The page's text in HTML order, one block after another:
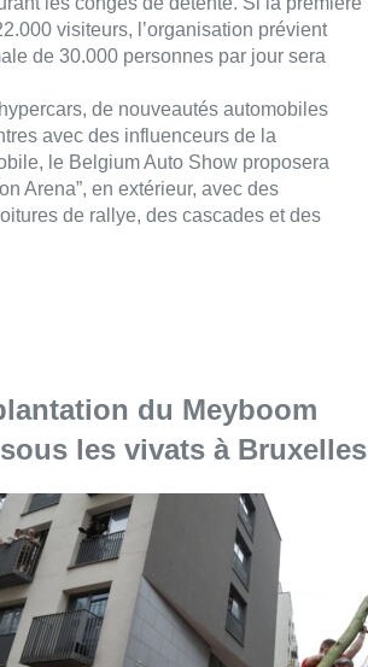
visiteurs, l’organisation prévient
de 30.000 personnes par jour sera
de nouveautés automobiles
avec des influenceurs de la
le Belgium Auto Show proposera
Arena”, en extérieur, avec des
de rallye, des cascades et des
du Meyboom
les vivats à Bruxelles